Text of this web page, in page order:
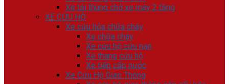
Xe tải thùng chở xe máy 2 tầng
XE CỨU HỘ
Xe cứu hỏa chữa cháy
Xe chữa cháy
Xe cứu hộ cứu nạn
Xe thang cứu hộ
Xe tiếp cấp nước
Xe Cứu Hộ Giao Thông